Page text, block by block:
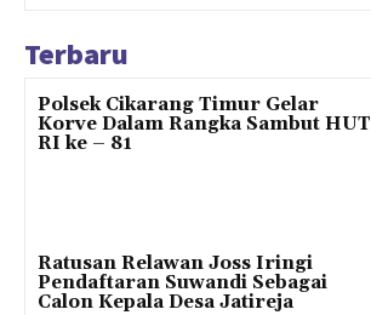
Terbaru
Polsek Cikarang Timur Gelar
Korve Dalam Rangka Sambut HUT
RI ke – 81
Ratusan Relawan Joss Iringi
Pendaftaran Suwandi Sebagai
Calon Kepala Desa Jatireja